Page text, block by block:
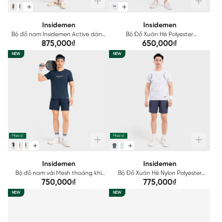
Insidemen
Bộ đồ nam Insidemen Active dáng
Regular Fit IST057MAH0
875,000₫
Insidemen
Bộ Đồ Xuân Hè Polyester
Insidemen Active IST062MAH0
650,000₫
NEW
Mua sỉ
Insidemen
Bộ đồ nam vải Mesh thoáng khí
Insidemen ACTIVE dáng Regular
Fit IST056MAH0
750,000₫
NEW
Mua sỉ
Insidemen
Bộ Đồ Xuân Hè Nylon Polyester
Insidemen Active IST061MAH0
775,000₫
NEW NEW